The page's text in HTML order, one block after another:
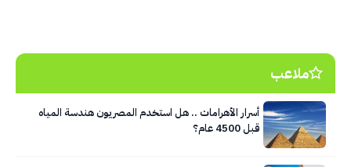
ملاعب
أسرار الأهرامات .. هل استخدم المصريون هندسة المياه
قبل 4500 عام؟